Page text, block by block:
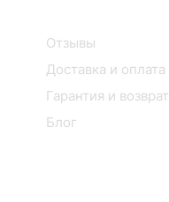
Отзывы
Доставка и оплата
Гарантия и возврат
Блог